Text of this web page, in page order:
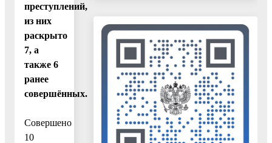
преступлений,
из них
раскрыто
7, а
также 6
ранее
совершённых.
Совершено
10